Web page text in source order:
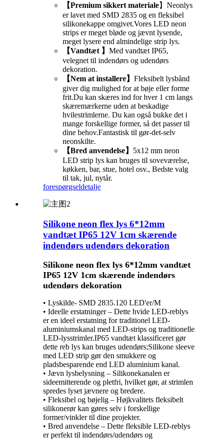
【Premium sikkert materiale】Neonlys
er lavet med SMD 2835 og en fleksibel
silikonekappe omgivet.Vores LED neon
strips er meget bløde og jævnt lysende,
meget lysere end almindelige strip lys.
【Vandtæt 】 Med vandtæt IP65,
velegnet til indendørs og udendørs
dekoration.
【Nem at installere】 Fleksibelt lysbånd
giver dig mulighed for at bøje eller forme
frit.Du kan skæres ind for hver 1 cm langs
skæremærkerne uden at beskadige
hvilestrimlerne. Du kan også bukke det i
mange forskellige former, så det passer til
dine behov.Fantastisk til gør-det-selv
neonskilte.
【Bred anvendelse】 5x12 mm neon
LED strip lys kan bruges til soveværelse,
køkken, bar, stue, hotel osv., Bedste valg
til tak, jul, nytår.
forespørgseldetalje
Silikone neon flex lys 6*12mm
vandtæt IP65 12V 1cm skærende
indendørs udendørs dekoration
Silikone neon flex lys 6*12mm vandtæt
IP65 12V 1cm skærende indendørs
udendørs dekoration
• Lyskilde- SMD 2835.120 LED'er/M
• Ideelle erstatninger – Dette hvide LED-reblys
er en ideel erstatning for traditionel LED-
aluminiumskanal med LED-strips og traditionelle
LED-lysstrimler.IP65 vandtæt klassificeret gør
dette reb lys kan bruges udendørs;Silikone sleeve
med LED strip gør den smukkere og
pladsbesparende end LED aluminium kanal.
• Jævn lysbelysning – Silikonekanalen er
sideemitterende og pletfri, hvilket gør, at strimlen
spredes lyset jævnere og bredere.
• Fleksibel og bøjelig – Højkvalitets fleksibelt
silikonerør kan gøres selv i forskellige
former/vinkler til dine projekter.
• Bred anvendelse – Dette fleksible LED-reblys
er perfekt til indendørs/udendørs og